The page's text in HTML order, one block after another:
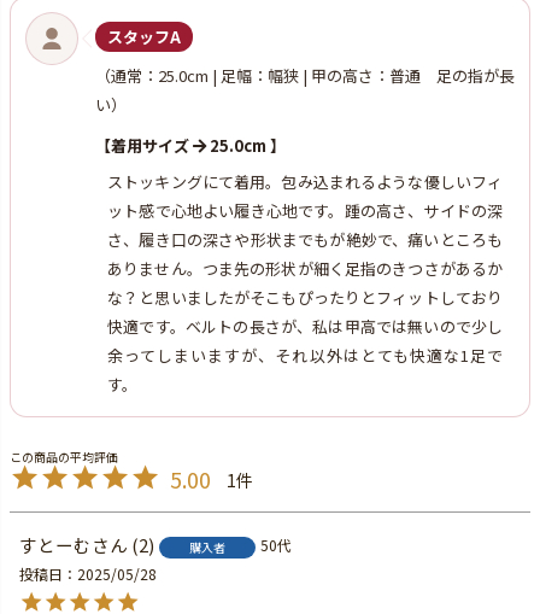
スタッフA
（通常：25.0cm | 足幅：幅狭 | 甲の高さ：普通 足の指が長
い）
【着用サイズ
25.0cm 】
ストッキングにて着用。包み込まれるような優しいフィ
ット感で心地よい履き心地です。踵の高さ、サイドの深
さ、履き口の深さや形状までもが絶妙で、痛いところも
ありません。つま先の形状が細く足指のきつさがあるか
な？と思いましたがそこもぴったりとフィットしており
快適です。ベルトの長さが、私は甲高では無いので少し
余ってしまいますが、それ以外はとても快適な1足で
す。
5.00 1
すとーむ 2 購入者
50代
投稿日
2025/05/28